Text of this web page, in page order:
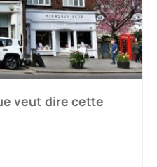
veut dire cette